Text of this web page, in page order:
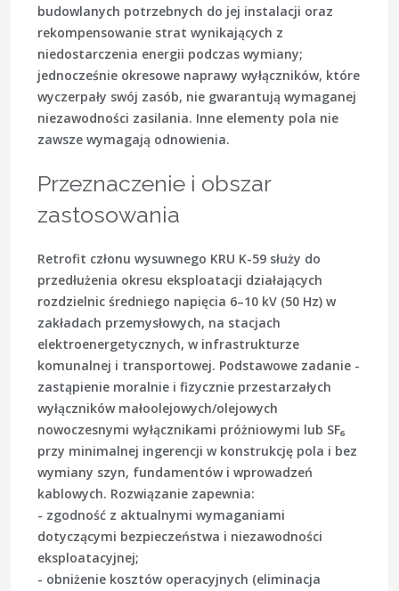
budowlanych potrzebnych do jej instalacji oraz
rekompensowanie strat wynikających z
niedostarczenia energii podczas wymiany;
jednocześnie okresowe naprawy wyłączników, które
wyczerpały swój zasób, nie gwarantują wymaganej
niezawodności zasilania. Inne elementy pola nie
zawsze wymagają odnowienia.
Przeznaczenie i obszar
zastosowania
Retrofit członu wysuwnego KRU K-59 służy do
przedłużenia okresu eksploatacji działających
rozdzielnic średniego napięcia 6–10 kV (50 Hz) w
zakładach przemysłowych, na stacjach
elektroenergetycznych, w infrastrukturze
komunalnej i transportowej. Podstawowe zadanie -
zastąpienie moralnie i fizycznie przestarzałych
wyłączników małoolejowych/olejowych
nowoczesnymi wyłącznikami próżniowymi lub SF₆
przy minimalnej ingerencji w konstrukcję pola i bez
wymiany szyn, fundamentów i wprowadzeń
kablowych. Rozwiązanie zapewnia:
- zgodność z aktualnymi wymaganiami
dotyczącymi bezpieczeństwa i niezawodności
eksploatacyjnej;
- obniżenie kosztów operacyjnych (eliminacja